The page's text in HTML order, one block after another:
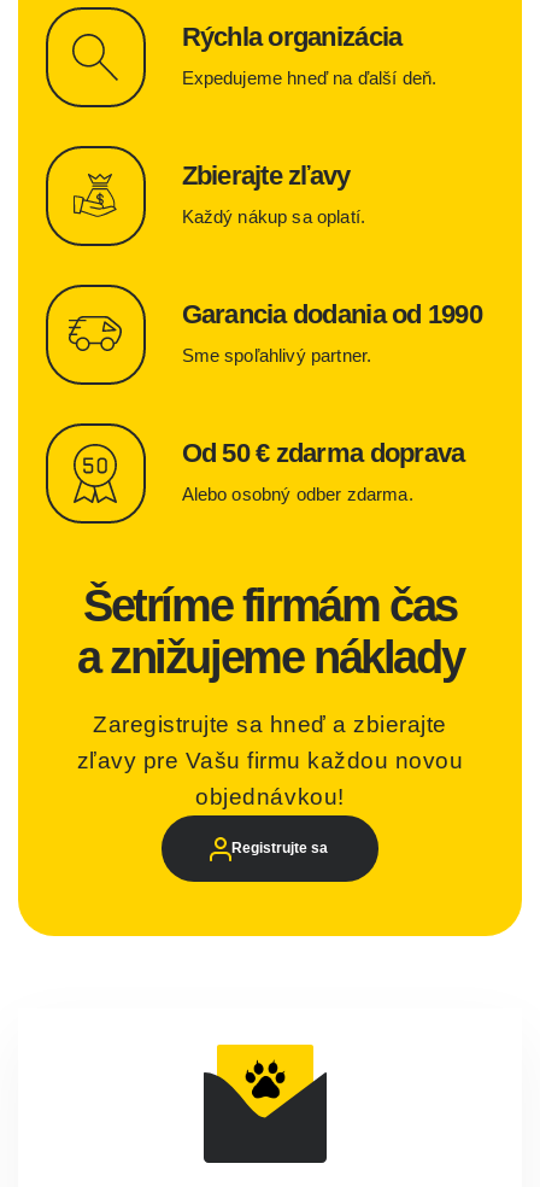
Šetríme firmám čas
a znižujeme náklady
Zaregistrujte sa hneď a zbierajte
zľavy pre Vašu firmu každou novou
objednávkou!
Registrujte sa
Rýchla organizácia
Expedujeme hneď na ďalší deň.
Zbierajte zľavy
Každý nákup sa oplatí.
Garancia dodania od 1990
Sme spoľahlivý partner.
Od 50 € zdarma doprava
Alebo osobný odber zdarma.